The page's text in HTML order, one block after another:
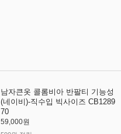
남자큰옷 콜롬비아 반팔티 기능성
(네이비)-직수입 빅사이즈 CB1289
70
59,000원